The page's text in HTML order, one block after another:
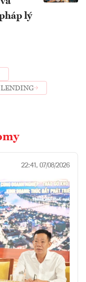
lý
LENDING
22:41, 07/08/2026